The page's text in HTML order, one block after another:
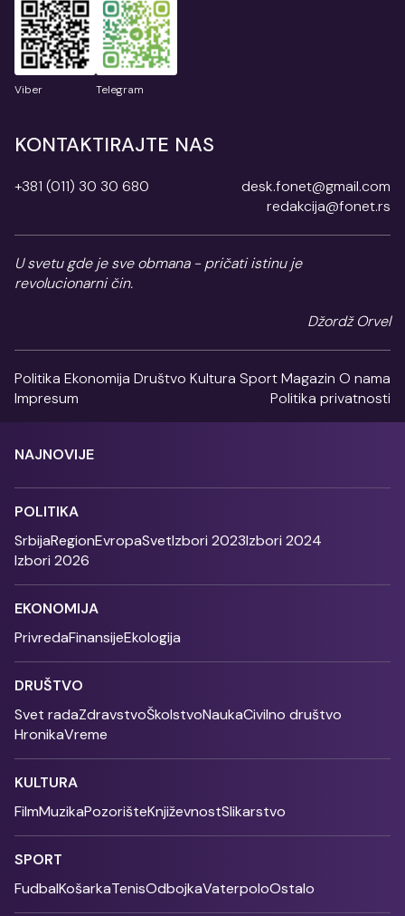
Viber Telegram
KONTAKTIRAJTE NAS
+381 (011) 30 30 680
desk.fonet@gmail.com
redakcija@fonet.rs
U svetu gde je sve obmana - pričati istinu je
revolucionarni čin.
Džordž Orvel
Politika Ekonomija Društvo Kultura SportMagazin O nama
Impresum
Politika privatnosti
NAJNOVIJE
POLITIKA
SrbijaRegionEvropaSvetIzbori 2023Izbori 2024
Izbori 2026
EKONOMIJA
PrivredaFinansijeEkologija
DRUŠTVO
Svet radaZdravstvoŠkolstvoNaukaCivilno društvo
HronikaVreme
KULTURA
FilmMuzikaPozorišteKnjiževnostSlikarstvo
SPORT
FudbalKošarkaTenisOdbojkaVaterpoloOstalo